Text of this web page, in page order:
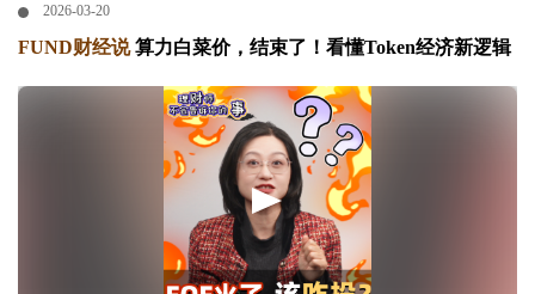
2026-03-20
FUND财经说算力白菜价，结束了！看懂Token经济新逻辑